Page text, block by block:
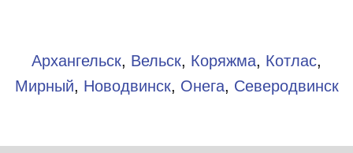
Архангельск, Вельск, Коряжма, Котлас,
Мирный, Новодвинск, Онега, Северодвинск